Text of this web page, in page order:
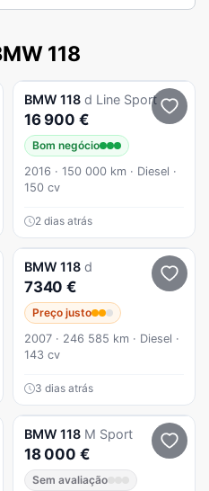
118
BMW 118 d Line Sport
16 900 €
Bom negócio
2016 · 150 000 km · Diesel ·
150 cv
2 dias atrás
BMW 118 d
7340 €
Preço justo
2007 · 246 585 km · Diesel ·
143 cv
3 dias atrás
BMW 118 M Sport
18 000 €
Sem avaliação